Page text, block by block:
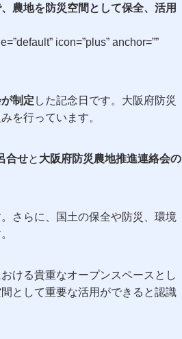
農地を防災空間として保全、活用
icon=”plus” anchor=””
制定 した記念日です。大阪府防災
を行っています。
合せと 大阪府防災農地推進連絡会の
さらに、国土の保全や防災、環境
ける貴重なオープンスペースとし
として重要な活用ができると認識